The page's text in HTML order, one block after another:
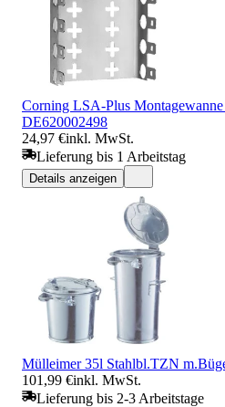
Corning LSA-Plus
DE620002498
24,97 €inkl. MwSt.
Lieferung bis 1 Arbeitstag
Details anzeigen
Mülleimer 35l Stahlbl.TZN
101,99 €inkl. MwSt.
Lieferung bis 2-3 Arbeitstage